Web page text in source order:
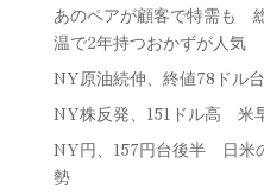
あのペアが顧客で特需も
温で2年持つおかずが人気
NY原油続伸、終値78ドル
NY株反発、151ドル高 米
NY円、157円台後半 日米
勢